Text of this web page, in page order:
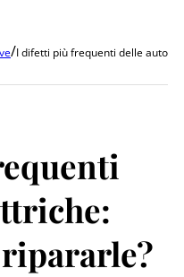
/I difetti più frequenti delle auto